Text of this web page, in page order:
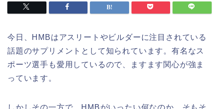
今日、HMBはアスリートやビルダーに注目されている
話題のサプリメントとして知られています。有名なス
ポーツ選手も愛用しているので、ますます関心が強ま
っています。
しかしその一方で、HMBがいったい何なのか、そもそ